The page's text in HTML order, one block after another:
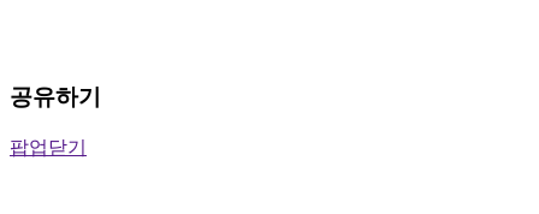
공유하기
팝업닫기